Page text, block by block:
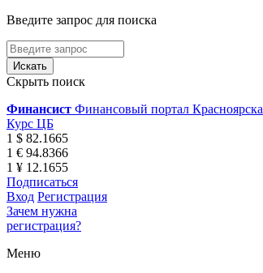
Введите запрос для поиска
Скрыть поиск
Финансист Финансовый портал Красноярска
Курс ЦБ
1 $ 82.1665
1 € 94.8366
1 ¥ 12.1655
Подписаться
Вход Регистрация
Зачем нужна
регистрация?
Меню